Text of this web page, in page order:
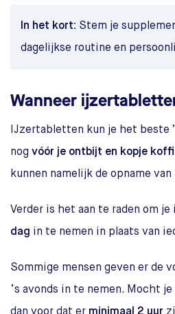
In het kort: Stem je
dagelijkse routine en
Wanneer
IJzertabletten kun je het beste
nog vóór je ontbijt en kopje
kunnen namelijk de opname
Verder is het aan te raden om
dag in te nemen in plaats van
Sommige mensen geven er de
’s avonds in te nemen. Mocht